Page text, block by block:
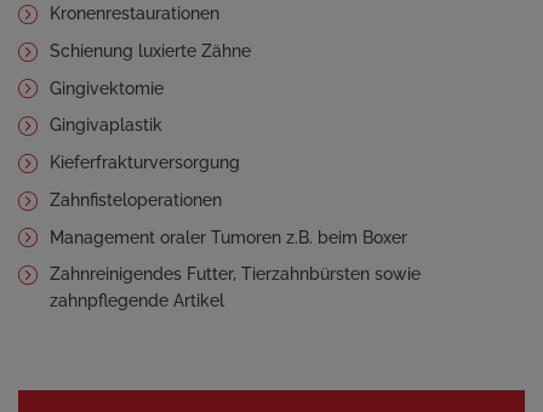
Kronenrestaurationen
Schienung luxierte Zähne
Gingivektomie
Gingivaplastik
Kieferfrakturversorgung
Zahnfisteloperationen
Management oraler Tumoren z.B. beim Boxer
Zahnreinigendes Futter, Tierzahnbürsten sowie
zahnpflegende Artikel